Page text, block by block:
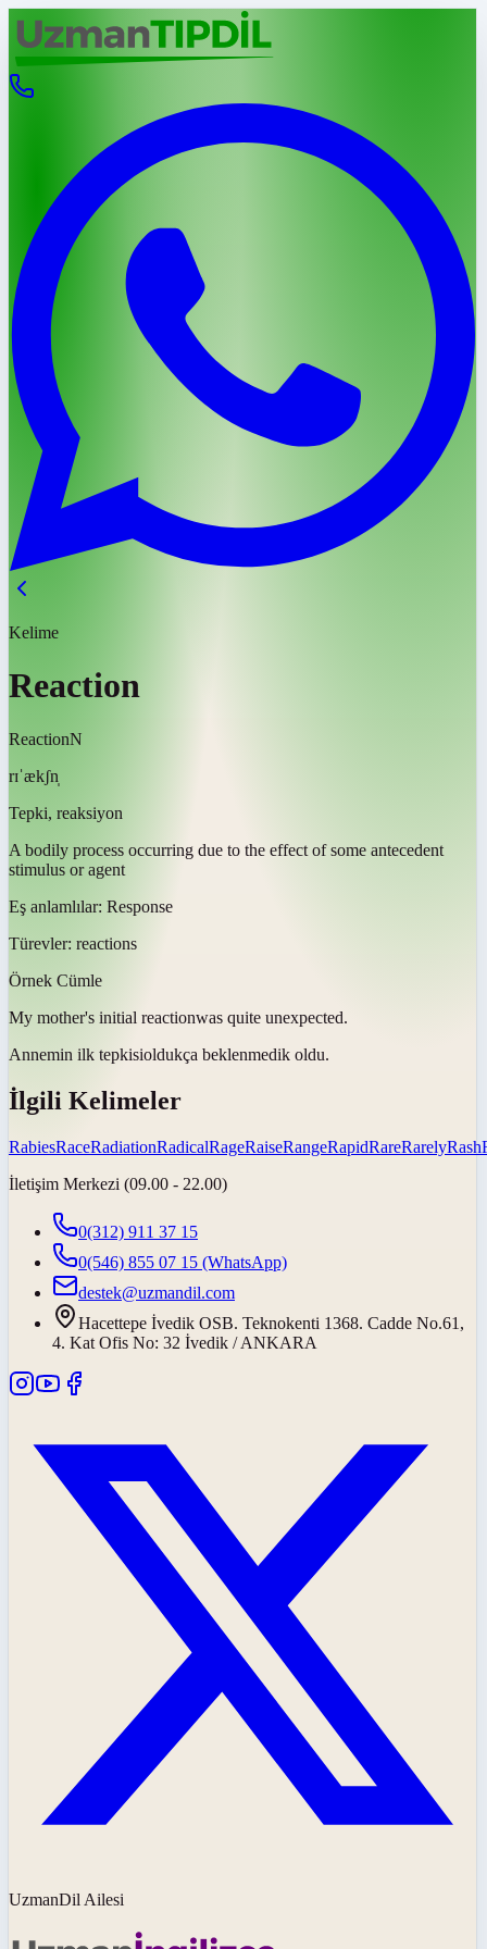
Kelime
Reaction
ReactionN
rɪˈækʃn̩
Tepki, reaksiyon
A bodily process occurring due to the effect of some antecedent
stimulus or agent
Eş anlamlılar: Response
Türevler: reactions
Örnek Cümle
My mother's initial reactionwas quite unexpected.
Annemin ilk tepkisioldukça beklenmedik oldu.
İlgili Kelimeler
RabiesRaceRadiationRadicalRageRaiseRangeRapidRareRarelyRash
İletişim Merkezi (09.00 - 22.00)
0(312) 911 37 15
0(546) 855 07 15 (WhatsApp)
destek@uzmandil.com
Hacettepe İvedik OSB. Teknokenti 1368. Cadde No.61,
4. Kat Ofis No: 32 İvedik / ANKARA
UzmanDil Ailesi